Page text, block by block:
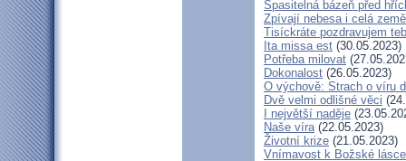
Spasitelná bázeň před
Zpívají nebesa i celá země
Tisíckráte pozdravujem
Ita missa est (30.05.2023)
Potřeba milovat
Dokonalost (26.05.2023)
O výchově: Strach o víru
Dvě velmi odlišné věci
I největší naděje
Naše víra(22.05.2023)
Životní krize (21.05.2023)
Vnímavost k Božské